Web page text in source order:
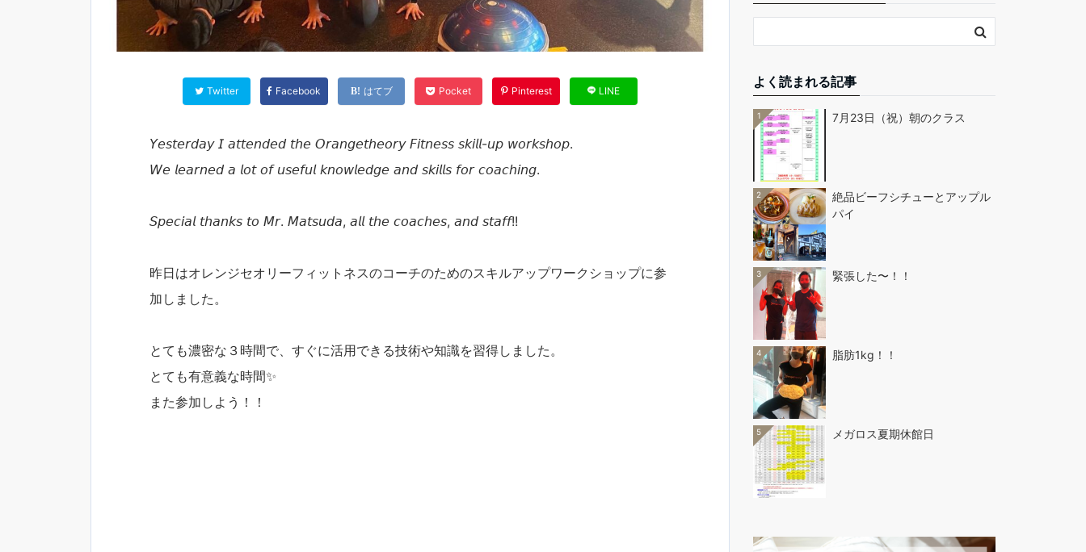
Twitter Facebook はてブ Pocket Pinterest LINE
𝘠𝘦𝘴𝘵𝘦𝘳𝘥𝘢𝘺 𝘐 𝘢𝘵𝘵𝘦𝘯𝘥𝘦𝘥 𝘵𝘩𝘦 𝘖𝘳𝘢𝘯𝘨𝘦𝘵𝘩𝘦𝘰𝘳𝘺 𝘍𝘪𝘵𝘯𝘦𝘴𝘴 𝘴𝘬𝘪𝘭𝘭-𝘶𝘱 𝘸𝘰𝘳𝘬𝘴𝘩𝘰𝘱.
𝘞𝘦 𝘭𝘦𝘢𝘳𝘯𝘦𝘥 𝘢 𝘭𝘰𝘵 𝘰𝘧 𝘶𝘴𝘦𝘧𝘶𝘭 𝘬𝘯𝘰𝘸𝘭𝘦𝘥𝘨𝘦 𝘢𝘯𝘥 𝘴𝘬𝘪𝘭𝘭𝘴 𝘧𝘰𝘳 𝘤𝘰𝘢𝘤𝘩𝘪𝘯𝘨.
𝘚𝘱𝘦𝘤𝘪𝘢𝘭 𝘵𝘩𝘢𝘯𝘬𝘴 𝘵𝘰 𝘔𝘳. 𝘔𝘢𝘵𝘴𝘶𝘥𝘢, 𝘢𝘭𝘭 𝘵𝘩𝘦 𝘤𝘰𝘢𝘤𝘩𝘦𝘴, 𝘢𝘯𝘥 𝘴𝘵𝘢𝘧𝘧!!
昨日はオレンジセオリーフィットネスのコーチのためのスキルアップワークショップに参
加しました。
とても濃密な３時間で、すぐに活用できる技術や知識を習得しました。
とても有意義な時間✨
また参加しよう！！
よく読まれる記事
1 7月23日（祝）朝のクラス
2
絶品ビーフシチューとアップル
パイ
3 緊張した〜！！
4 脂肪1kg！！
5 メガロス夏期休館日